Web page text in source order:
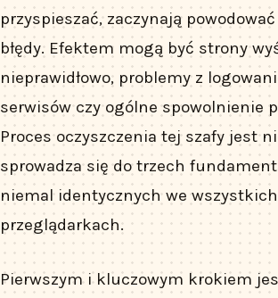
przyspieszać, zaczynają
błędy. Efektem mogą być strony
nieprawidłowo, problemy z
serwisów czy ogólne spowolnienie
Proces oczyszczenia tej szafy jest
sprowadza się do trzech
niemal identycznych we
przeglądarkach.
Pierwszym i kluczowym krokiem